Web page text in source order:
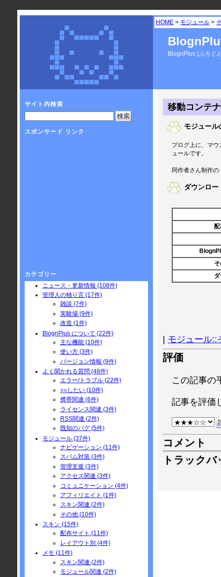
HOME > モジュール >
BlognPlus (ぶろぐ
移動コンテ
モジュール
ブログ上に、マ
ュールです。
同作者さん制作
ダウンロー
モジュール::
評価
この記事の
記事を評価
コメント
トラックバ
サイト内検索
スポンサード リンク
カテゴリー
ニュース・更新情報 (108件)
管理人の独り言 (17件)
雑談 (7件)
実験場 (9件)
改造 (1件)
BlognPlus について (22件)
主な機能 (10件)
使い方 (3件)
バージョン情報 (9件)
よく聞かれる質問 (48件)
エラー/トラブル (22件)
○○したい (10件)
携帯関連 (6件)
ライセンス関連 (3件)
RSS関連 (2件)
既知のバグ (5件)
モジュール (37件)
ナビゲーション (11件)
スパム対策 (3件)
管理支援 (3件)
アクセス関連 (3件)
コミュニケーション (4件)
アフィリエイト (1件)
スキン関連 (2件)
その他 (10件)
スキン (15件)
配布サイト (11件)
レイアウト別 (4件)
メモ (11件)
スキン関連 (2件)
モジュール関連 (2件)